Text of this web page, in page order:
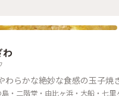
わ
わらかな絶妙な食感の玉子焼
・二階堂・由比ヶ浜・大船・七里